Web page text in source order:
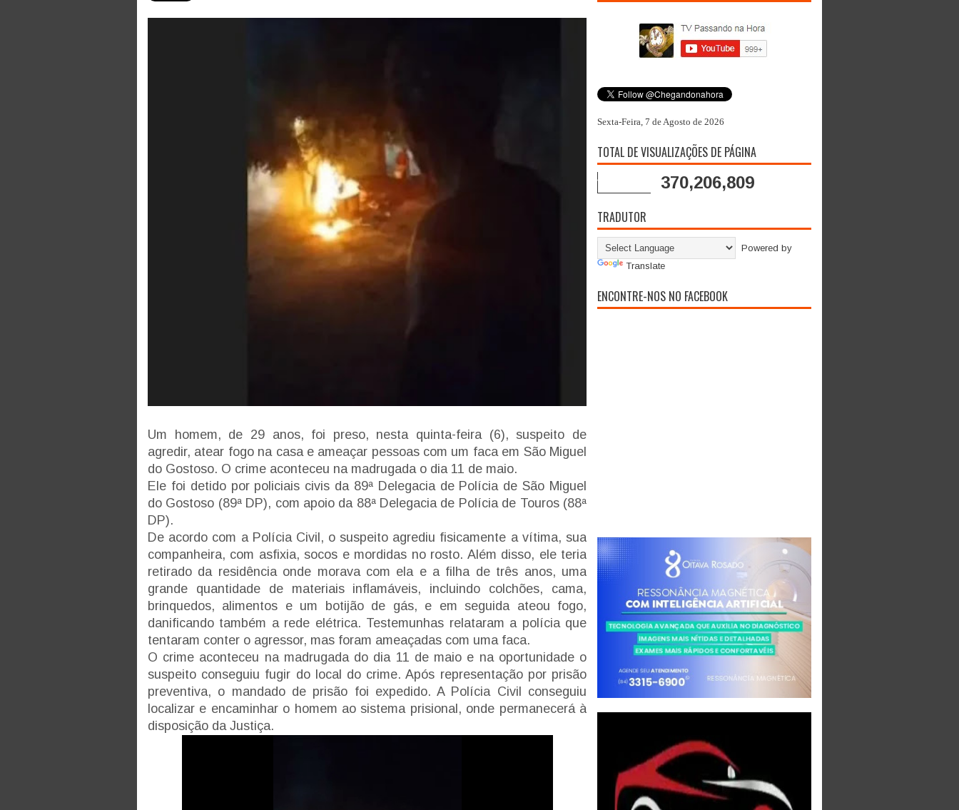
Um homem, de 29 anos, foi preso, nesta quinta-feira (6), suspeito de
agredir, atear fogo na casa e ameaçar pessoas com um faca em São Miguel
do Gostoso. O crime aconteceu na madrugada o dia 11 de maio.
Ele foi detido por policiais civis da 89ª Delegacia de Polícia de São Miguel
do Gostoso (89ª DP), com apoio da 88ª Delegacia de Polícia de Touros (88ª
DP).
De acordo com a Polícia Civil, o suspeito agrediu fisicamente a vítima, sua
companheira, com asfixia, socos e mordidas no rosto. Além disso, ele teria
retirado da residência onde morava com ela e a filha de três anos, uma
grande quantidade de materiais inflamáveis, incluindo colchões, cama,
brinquedos, alimentos e um botijão de gás, e em seguida ateou fogo,
danificando também a rede elétrica. Testemunhas relataram a polícia que
tentaram conter o agressor, mas foram ameaçadas com uma faca.
O crime aconteceu na madrugada do dia 11 de maio e na oportunidade o
suspeito conseguiu fugir do local do crime. Após representação por prisão
preventiva, o mandado de prisão foi expedido. A Polícia Civil conseguiu
localizar e encaminhar o homem ao sistema prisional, onde permanecerá à
disposição da Justiça.
Sexta-Feira, 7 de Agosto de 2026
TOTAL DE VISUALIZAÇÕES DE PÁGINA
370,206,809
TRADUTOR
Powered by
Translate
ENCONTRE-NOS NO FACEBOOK